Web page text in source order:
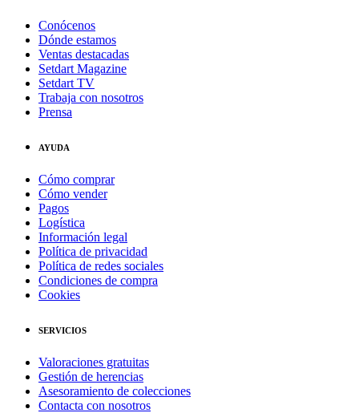
Conócenos
Dónde estamos
Ventas destacadas
Setdart Magazine
Setdart TV
Trabaja con nosotros
Prensa
AYUDA
Cómo comprar
Cómo vender
Pagos
Logística
Información legal
Política de privacidad
Política de redes sociales
Condiciones de compra
Cookies
SERVICIOS
Valoraciones gratuitas
Gestión de herencias
Asesoramiento de colecciones
Contacta con nosotros